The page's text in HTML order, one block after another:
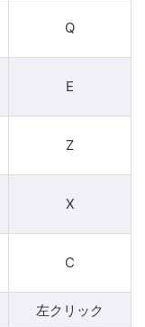
Q
E
Z
X
C
左クリック